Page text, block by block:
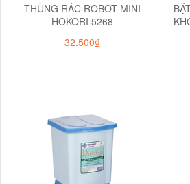
THÙNG RÁC ROBOT MINI
HOKORI 5268
32.500₫